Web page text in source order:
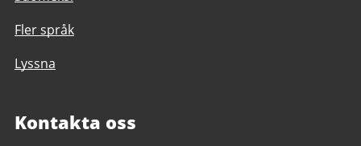
Fler språk
Lyssna
Kontakta oss